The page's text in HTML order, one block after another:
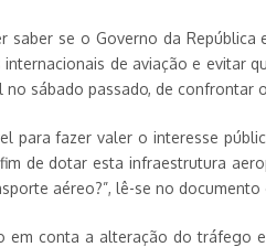
saber se o Governo da
de aviação e evitar
no sábado passado, de confrontar
para fazer valer o interesse
de dotar esta infraestrutura
aéreo?”, lê-se no
em conta a alteração do tráfego